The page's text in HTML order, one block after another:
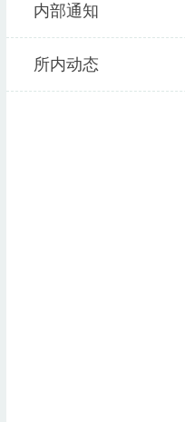
内部通知
所内动态